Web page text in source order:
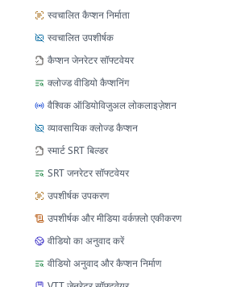
स्वचालित कैप्शन निर्माता
स्वचालित उपशीर्षक
कैप्शन जेनरेटर सॉफ्टवेयर
क्लोज्ड वीडियो कैप्शनिंग
वैश्विक ऑडियोविजुअल लोकलाइज़ेशन
व्यावसायिक क्लोज्ड कैप्शन
स्मार्ट SRT बिल्डर
SRT जनरेटर सॉफ्टवेयर
उपशीर्षक उपकरण
उपशीर्षक और मीडिया वर्कफ़्लो एकीकरण
वीडियो का अनुवाद करें
वीडियो अनुवाद और कैप्शन निर्माण